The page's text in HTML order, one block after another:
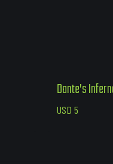
Dante’s
USD 5